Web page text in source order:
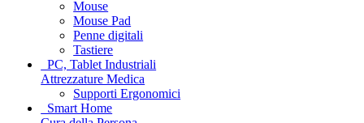
Mouse
Mouse Pad
Penne digitali
Tastiere
PC, Tablet Industriali
Attrezzature Medica
Supporti Ergonomici
Smart Home